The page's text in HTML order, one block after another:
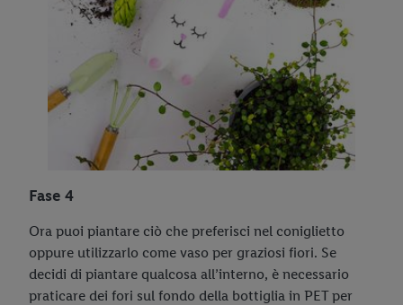
Fase 4
Ora puoi piantare ciò che preferisci nel coniglietto
oppure utilizzarlo come vaso per graziosi fiori. Se
decidi di piantare qualcosa all’interno, è necessario
praticare dei fori sul fondo della bottiglia in PET per
disposizioni sulla protezione dei dati trovi ulteriori
informazioni, anche in relazione al periodo di conservazione
dei dati e al tuo diritto di revocare il consenso in qualsiasi
momento con effetto per il futuro.
Le note legali sono
disponibili qui.